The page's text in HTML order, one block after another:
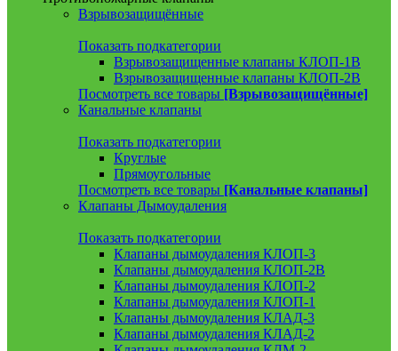
Взрывозащищённые
Показать подкатегории
Взрывозащищенные клапаны КЛОП-1В
Взрывозащищенные клапаны КЛОП-2В
Посмотреть все товары [Взрывозащищённые]
Канальные клапаны
Показать подкатегории
Круглые
Прямоугольные
Посмотреть все товары [Канальные клапаны]
Клапаны Дымоудаления
Показать подкатегории
Клапаны дымоудаления КЛОП-3
Клапаны дымоудаления КЛОП-2В
Клапаны дымоудаления КЛОП-2
Клапаны дымоудаления КЛОП-1
Клапаны дымоудаления КЛАД-3
Клапаны дымоудаления КЛАД-2